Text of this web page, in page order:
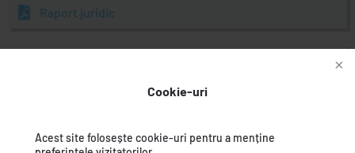
Cookie-uri
Acest site folosește cookie-uri pentru a menține
Raport juridic